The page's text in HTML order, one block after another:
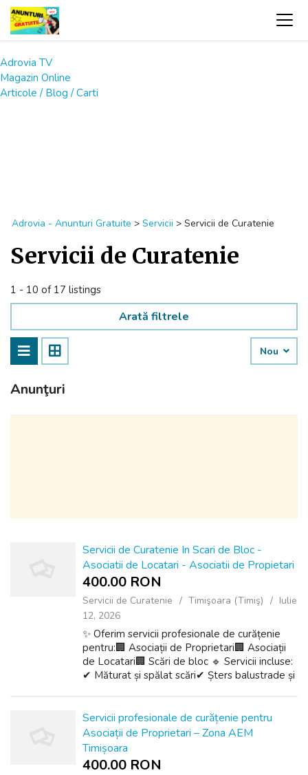
Adrovia TV
Magazin Online
Articole / Blog / Carti
Adrovia - Anunturi Gratuite > Servicii > Servicii de Curatenie
Servicii de Curatenie
1 - 10 of 17 listings
Arată filtrele
Nou
Anunţuri
Servicii de Curatenie In Scari de Bloc -
Asociatii de Locatari - Asociatii de Propietari
400.00 RON
Servicii de Curatenie Timişoara (Timiş)
Iulie
12, 2026
✨ Oferim servicii profesionale de curățenie
pentru:🏢 Asociații de Proprietari🏢 Asociații
de Locatari🏢 Scări de bloc 🔹 Servicii incluse:
✔ Măturat și spălat scări✔ Șters balustrade și
Servicii profesionale de curățenie pentru
Asociații de Proprietari – Zona AEM
Timișoara
400.00 RON